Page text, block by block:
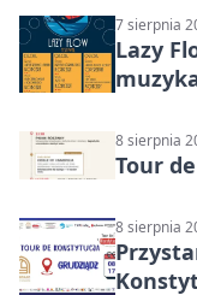
7 sierpnia
Lazy
8 sierpnia
Tour
8 sierpnia